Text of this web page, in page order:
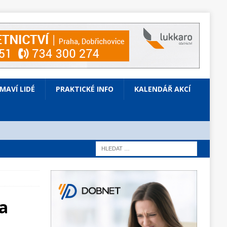
LIDÉ PRAKTICKÉ INFO KALENDÁŘ AKCÍ